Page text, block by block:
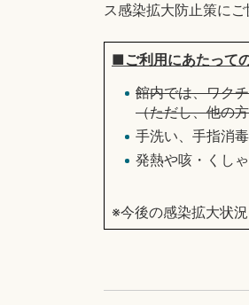
ス感染拡大防止策にご
■ご利用にあたって
館内では、ワク
（ただし、他の
手洗い、手指消
発熱や咳・くし
※今後の感染拡大状